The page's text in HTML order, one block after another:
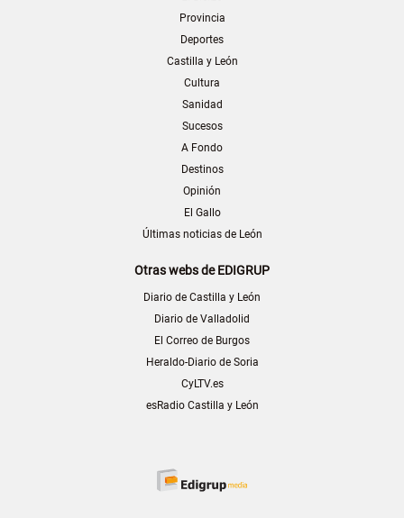
Provincia
Deportes
Castilla y León
Cultura
Sanidad
Sucesos
A Fondo
Destinos
Opinión
El Gallo
Últimas noticias de León
Otras webs de EDIGRUP
Diario de Castilla y León
Diario de Valladolid
El Correo de Burgos
Heraldo-Diario de Soria
CyLTV.es
esRadio Castilla y León